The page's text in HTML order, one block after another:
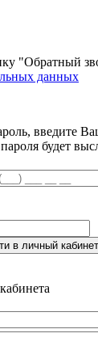
"Обратный
данных
введите
будет
в личный кабинет